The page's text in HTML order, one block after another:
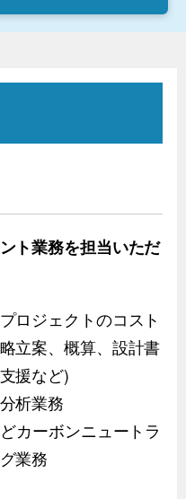
ト業務を担当いただ
ロジェクトのコスト
立案、概算、設計書
援など)
析業務
カーボンニュートラ
業務